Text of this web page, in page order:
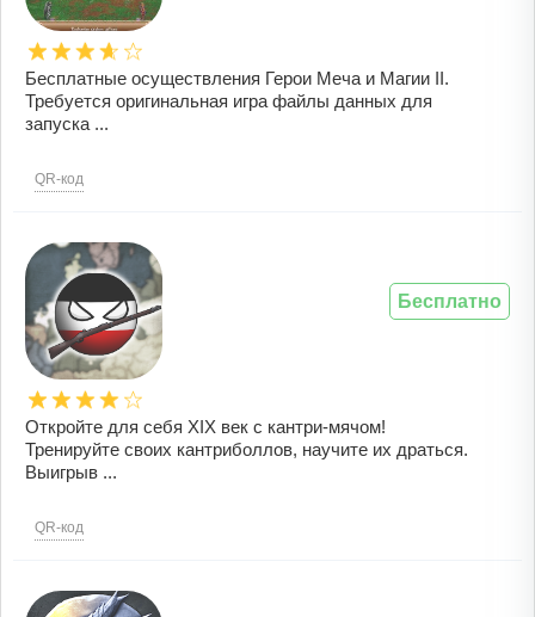
Бесплатные осуществления Герои Меча и Магии II.
Требуется оригинальная игра файлы данных для
запуска ...
QR-код
Откройте для себя XIX век с кантри-мячом!
Тренируйте своих кантриболлов, научите их драться.
Выигрыв ...
QR-код
Бесплатно